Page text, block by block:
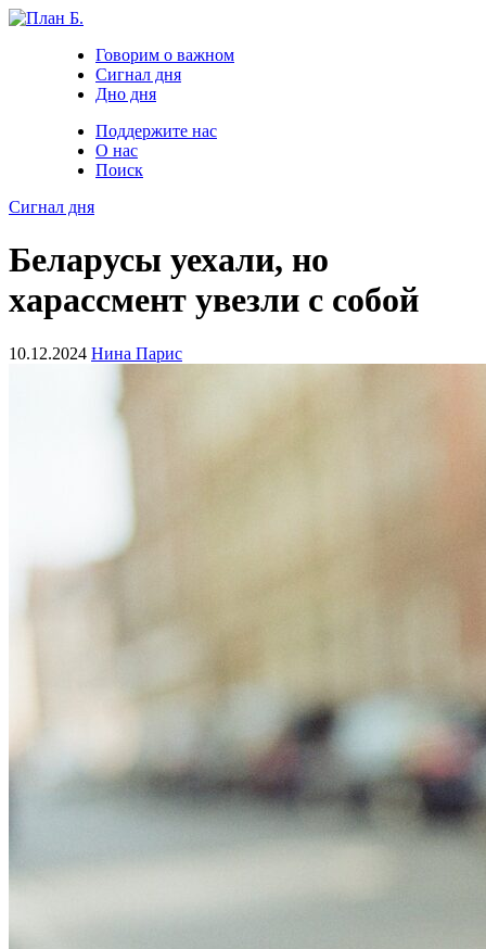
Говорим о важном
Сигнал дня
Дно дня
Поддержите нас
О нас
Поиск
Сигнал дня
Беларусы уехали, но
харассмент увезли с собой
10.12.2024 Нина Парис